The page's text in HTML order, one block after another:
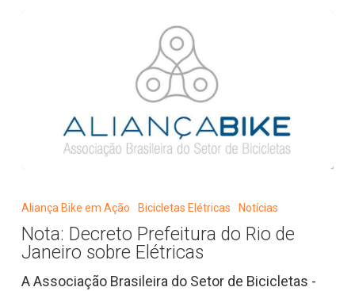
Prefeitura
do
Rio
de
Aliança Bike em Ação Bicicletas Elétricas Notícias
Nota: Decreto Prefeitura do Rio de
Janeiro sobre Elétricas
A Associação Brasileira do Setor de Bicicletas -